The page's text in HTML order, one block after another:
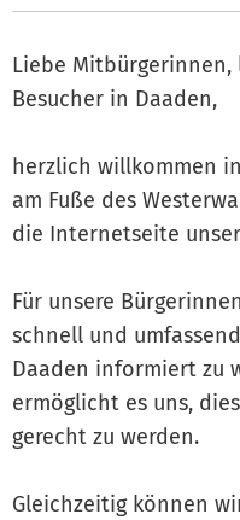
Liebe
Besucher in Daaden,
herzlich willkommen
am Fuße des
die Internetseite
Für unsere
schnell und
Daaden informiert zu
ermöglicht es uns,
gerecht zu werden.
Gleichzeitig können